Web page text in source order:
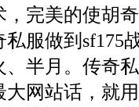
完美的使胡
服做到sf175
半月。传奇
网站话，就